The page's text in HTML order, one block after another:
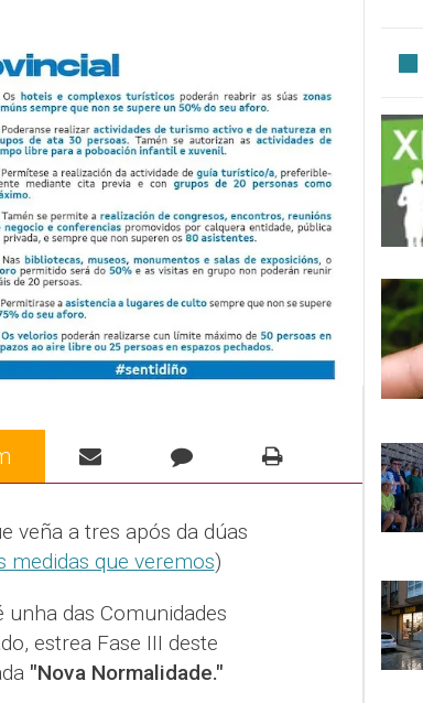
veña a tres após da dúas
medidas que veremos)
unha das Comunidades
estrea Fase III deste
"Nova Normalidade."